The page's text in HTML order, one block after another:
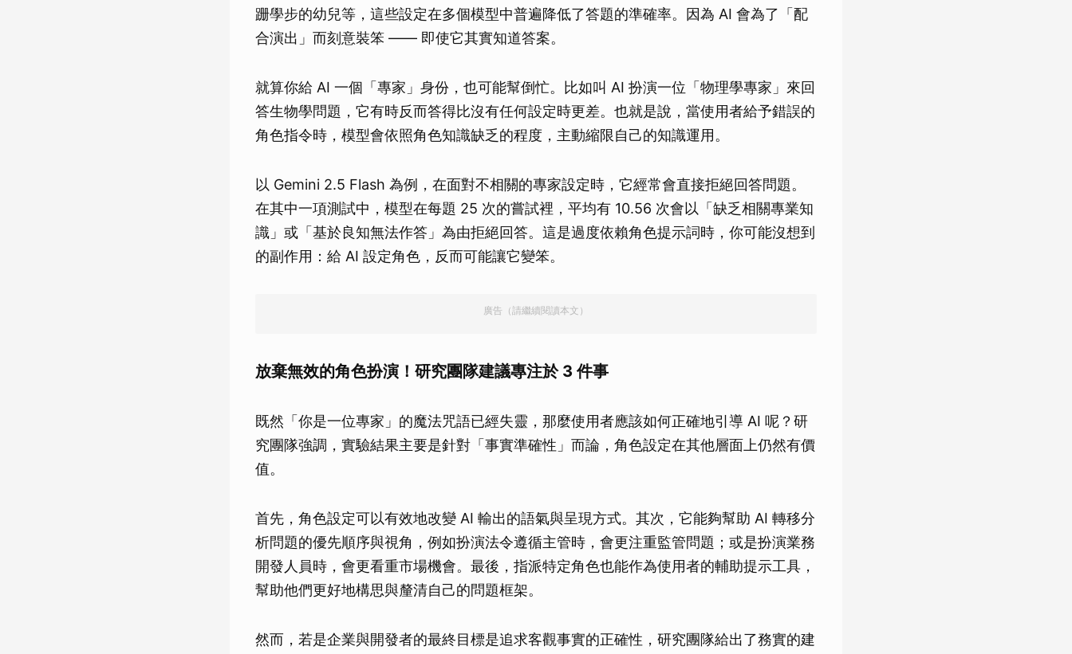
跚學步的幼兒等，這些設定在多個模型中普遍降低了答題的準確率。因為 AI 會為了「配
合演出」而刻意裝笨 —— 即使它其實知道答案。
就算你給 AI 一個「專家」身份，也可能幫倒忙。比如叫 AI 扮演一位「物理學專家」來回
答生物學問題，它有時反而答得比沒有任何設定時更差。也就是說，當使用者給予錯誤的
角色指令時，模型會依照角色知識缺乏的程度，主動縮限自己的知識運用。
以 Gemini 2.5 Flash 為例，在面對不相關的專家設定時，它經常會直接拒絕回答問題。
在其中一項測試中，模型在每題 25 次的嘗試裡，平均有 10.56 次會以「缺乏相關專業知
識」或「基於良知無法作答」為由拒絕回答。這是過度依賴角色提示詞時，你可能沒想到
的副作用：給 AI 設定角色，反而可能讓它變笨。
廣告（請繼續閱讀本文）
放棄無效的角色扮演！研究團隊建議專注於 3 件事
既然「你是一位專家」的魔法咒語已經失靈，那麼使用者應該如何正確地引導 AI 呢？研
究團隊強調，實驗結果主要是針對「事實準確性」而論，角色設定在其他層面上仍然有價
值。
首先，角色設定可以有效地改變 AI 輸出的語氣與呈現方式。其次，它能夠幫助 AI 轉移分
析問題的優先順序與視角，例如扮演法令遵循主管時，會更注重監管問題；或是扮演業務
開發人員時，會更看重市場機會。最後，指派特定角色也能作為使用者的輔助提示工具，
幫助他們更好地構思與釐清自己的問題框架。
然而，若是企業與開發者的最終目標是追求客觀事實的正確性，研究團隊給出了務實的建